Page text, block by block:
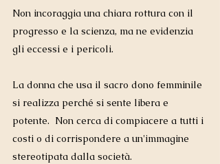
Non incoraggia una chiara rottura con il
progresso e la scienza, ma ne evidenzia
gli eccessi e i pericoli.
La donna che usa il sacro dono femminile
si realizza perché si sente libera e
potente.  Non cerca di compiacere a tutti i
costi o di corrispondere a un'immagine
stereotipata dalla società.